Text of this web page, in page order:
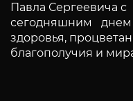
Павла Сергеевича с
сегодняшним
здоровья,
благополучия и